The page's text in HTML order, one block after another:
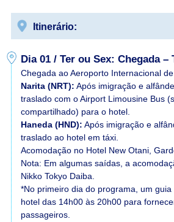
Itinerário:
Dia 01 / Ter ou Sex: Chegada –
Chegada ao Aeroporto Internacional
Narita (NRT): Após imigração e
traslado com o Airport Limousine Bus
compartilhado) para o hotel.
Haneda (HND): Após imigração e
traslado ao hotel em táxi.
Acomodação no Hotel New Otani,
Nota: Em algumas saídas, a
Nikko Tokyo Daiba.
*No primeiro dia do programa, um
hotel das 14h00 às 20h00 para
passageiros.